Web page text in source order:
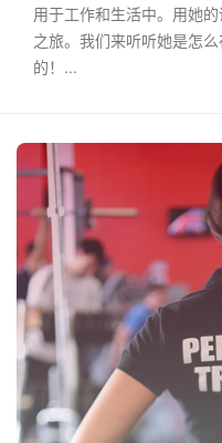
用于工作和生活中。用她
之旅。我们来听听她是怎
的！...